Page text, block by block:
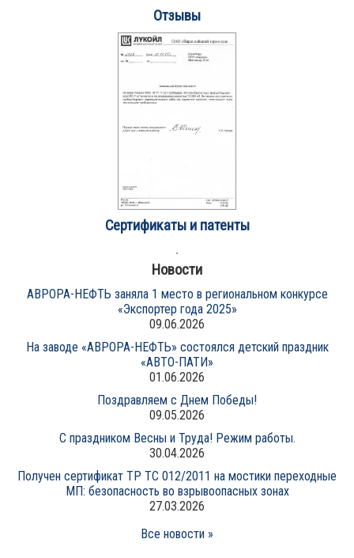
Отзывы
Сертификаты и патенты
Новости
АВРОРА-НЕФТЬ заняла 1 место в региональном конкурсе
«Экспортер года 2025»
09.06.2026
На заводе «АВРОРА-НЕФТЬ» состоялся детский праздник
«АВТО-ПАТИ»
01.06.2026
Поздравляем с Днем Победы!
09.05.2026
С праздником Весны и Труда! Режим работы.
30.04.2026
Получен сертификат ТР ТС 012/2011 на мостики переходные
МП: безопасность во взрывоопасных зонах
27.03.2026
Все новости »